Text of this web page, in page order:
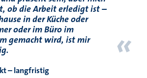
ob die Arbeit erledigt ist –
in der Küche oder
oder im Büro im
gemacht wird, ist mir
. «
– langfristig